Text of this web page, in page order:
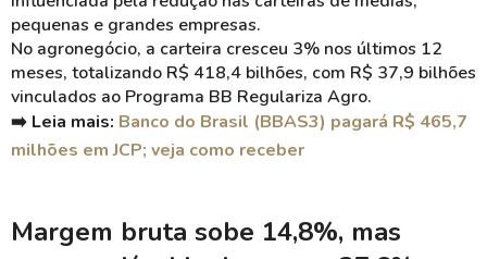
pequenas e grandes empresas.
No agronegócio, a carteira cresceu 3% nos últimos 12
meses, totalizando R$ 418,4 bilhões, com R$ 37,9 bilhões
vinculados ao Programa BB Regulariza Agro.
➡️ Leia mais: Banco do Brasil (BBAS3) pagará R$ 465,7
milhões em JCP; veja como receber
Margem bruta sobe 14,8%, mas